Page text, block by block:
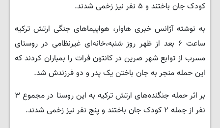
کودک جان باختند و ۵ نفر نیز زخمی شدند.
به نوشته آژانس خبری هاوار، هواپیماهای جنگی ارتش ترکیه
ساعت ۶ بعد از ظهر روز شنبه،خانه‌ای غیرنظامی در روستای
مسرب از توابع شهر صرین در کانتون فرات را بمباران کردند که
این حمله منجر به جان باختن یک پدر و دو فرزندش شد.
بر اثر حمله جنگنده‌های ارتش ترکیه به این روستا در مجموع ۳
نفر از جمله ۲ کودک جان باختند و پنج نفر نیز زخمی شدند.